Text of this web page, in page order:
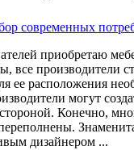
современных
приобретаю
все производители
ее расположения
могут
Конечно,
дизайнером ...